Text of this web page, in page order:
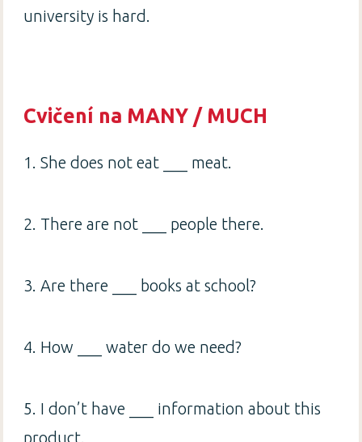
university is hard.
Cvičení na MANY / MUCH
1. She does not eat ___ meat.
2. There are not ___ people there.
3. Are there ___ books at school?
4. How ___ water do we need?
5. I don’t have ___ information about this
product.